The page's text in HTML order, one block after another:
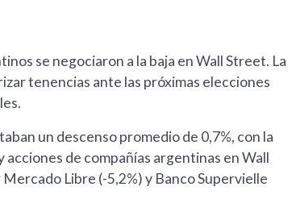
se negociaron a la baja en Wall Street. La
tenencias ante las próximas elecciones
un descenso promedio de 0,7%, con la
acciones de compañías argentinas en Wall
Libre (-5,2%) y Banco Supervielle